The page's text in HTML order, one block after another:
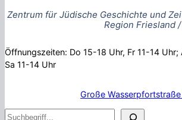
Zentrum für Jüdische Geschichte und
Region Friesland
Öffnungszeiten: Do 15-18 Uhr, Fr 11-14
Sa 11-14 Uhr
Große
S